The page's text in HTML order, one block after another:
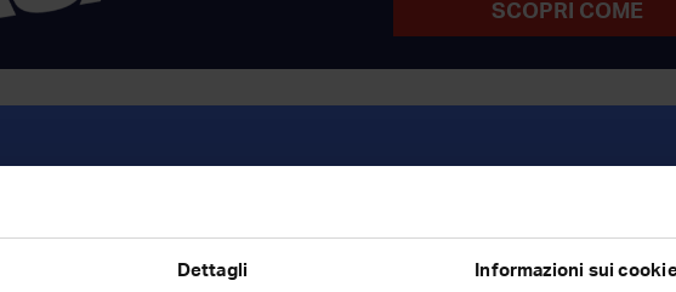
Dettagli Informazioni sui
SCOPRI COME